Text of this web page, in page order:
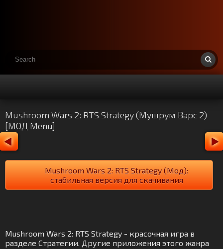
Mushroom Wars 2: RTS Strategy (Мушрум Варс 2)
[МОД Menu]
Mushroom Wars 2: RTS Strategy (Мод):
стабильная версия для скачивания
Mushroom Wars 2: RTS Strategy - красочная игра в
разделе Стратегии. Другие приложения этого жанра